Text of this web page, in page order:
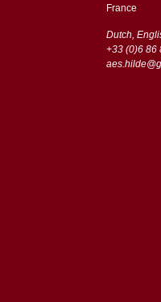
France
Dutch,
+33 (0)6 86